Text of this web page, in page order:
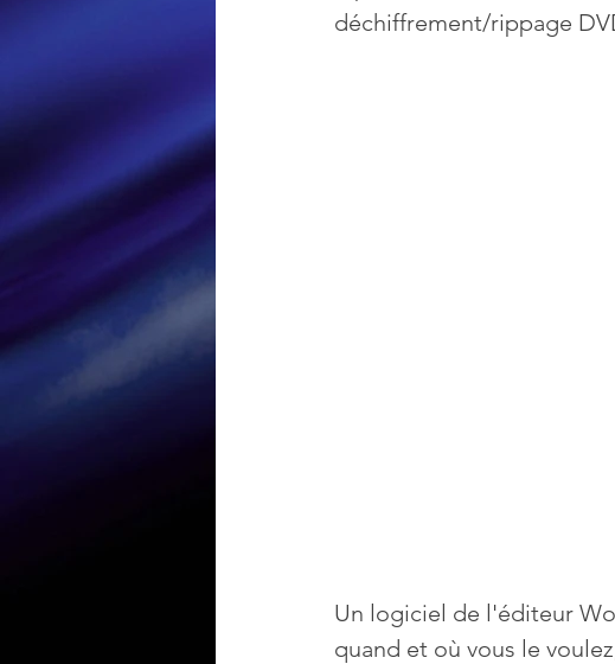
déchiffrement/rippage
Un logiciel de l'éditeur
quand et où vous le